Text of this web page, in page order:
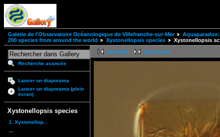
Galerie de l'Observatoire Océanologique de Villefranche-sur-Mer
200 species from around the world
Xystonellopsis species Xystonellopsis
Recherche avancée
Lancer un diaporama
Lancer un diaporama (plein
écran)
Xystonellopsis species
1. Xystonellop...
première précédente